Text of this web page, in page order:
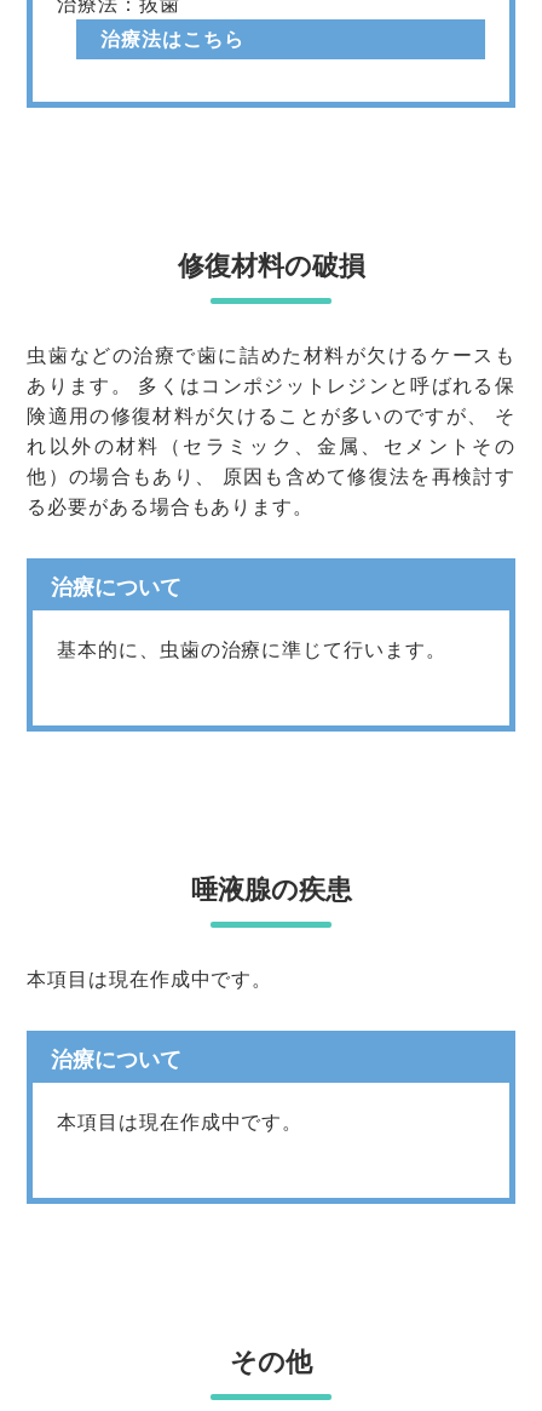
治療法はこちら
修復材料の破損
虫歯などの治療で歯に詰めた材料が欠けるケースも
あります。 多くはコンポジットレジンと呼ばれる保
険適用の修復材料が欠けることが多いのですが、 そ
れ以外の材料（セラミック、金属、セメントその
他）の場合もあり、 原因も含めて修復法を再検討す
る必要がある場合もあります。
治療について
基本的に、虫歯の治療に準じて行います。
唾液腺の疾患
本項目は現在作成中です。
治療について
本項目は現在作成中です。
その他